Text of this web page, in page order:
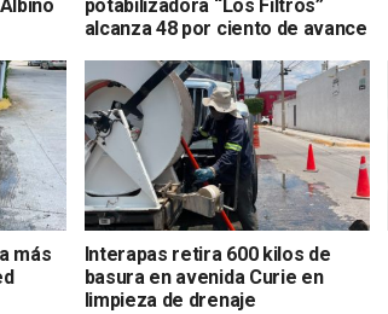
potabilizadora “Los Filtros”
alcanza 48 por ciento de avance
más
Interapas retira 600 kilos de
basura en avenida Curie en
limpieza de drenaje